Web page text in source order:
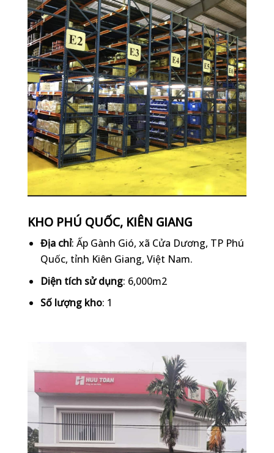
KHO PHÚ QUỐC, KIÊN GIANG
Địa chỉ: Ấp Gành Gió, xã Cửa Dương, TP Phú
Quốc, tỉnh Kiên Giang, Việt Nam.
Diện tích sử dụng: 6,000m2
Số lượng kho: 1